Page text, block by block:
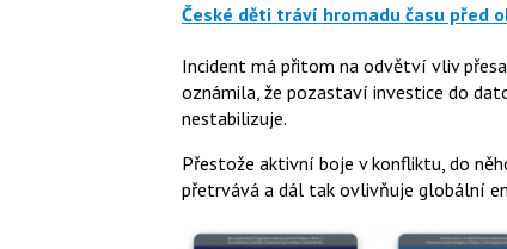
České děti tráví hromadu času před
Incident má přitom na odvětví vliv
oznámila, že pozastaví investice do
nestabilizuje.
Přestože aktivní boje v konfliktu, do
přetrvává a dál tak ovlivňuje globální